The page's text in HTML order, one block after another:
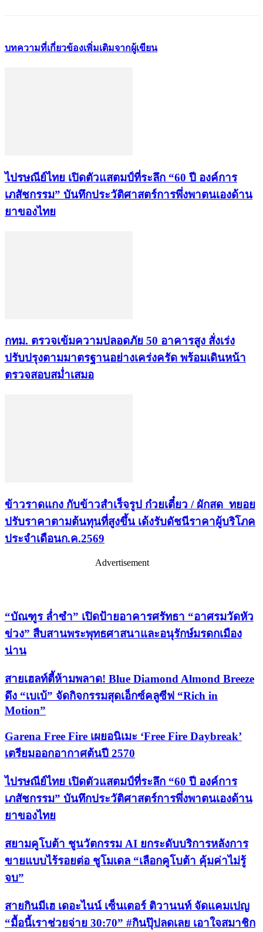
บทความที่เกี่ยวข้องเพิ่มเติมจากผู้เขียน
ไปรษณีย์ไทย เปิดตัวแสตมป์ที่ระลึก “60 ปี องค์การ
เภสัชกรรม” บันทึกประวัติศาสตร์การพึ่งพาตนเองด้าน
ยาของไทย
กทม. ตรวจเข้มความปลอดภัย 50 อาคารสูง สั่งเร่ง
ปรับปรุงตามมาตรฐานอย่างเคร่งครัด พร้อมเดินหน้า
ตรวจสอบสม่ำเสมอ
ข้าวราดแกง กับข้าวสำเร็จรูป ก๋วยเตี๋ยว / ผักสด ทยอย
ปรับราคาตามต้นทุนที่สูงขึ้น เด้งรับดัชนีราคาผู้บริโภค
ประจำเดือนก.ค.2569
Advertisement
“บัณฑูร ล่ำซำ” เปิดป้ายอาคารศรัทธา “อาศรมวัดหัว
ข่วง” สืบสานพระพุทธศาสนาและอนุรักษ์มรดกเมือง
น่าน
สายเฮลท์ตี้ห้ามพลาด! Blue Diamond Almond Breeze
ดึง “เบเบ้” จัดกิจกรรมสุดเอ็กซ์คลูซีฟ “Rich in
Motion”
Garena Free Fire เผยอนิเมะ ‘Free Fire Daybreak’
เตรียมออกอากาศต้นปี 2570
ไปรษณีย์ไทย เปิดตัวแสตมป์ที่ระลึก “60 ปี องค์การ
เภสัชกรรม” บันทึกประวัติศาสตร์การพึ่งพาตนเองด้าน
ยาของไทย
สยามคูโบต้า ชูนวัตกรรม AI ยกระดับบริการหลังการ
ขายแบบไร้รอยต่อ ชูโมเดล “เลือกคูโบต้า คุ้มค่าไม่รู้
จบ”
สายกินมีเฮ เดอะไนน์ เซ็นเตอร์ ติวานนท์ จัดแคมเปญ
“มื้อนี้เราช่วยจ่าย 30:70” #กินปุ๊ปลดเลย เอาใจสมาชิก